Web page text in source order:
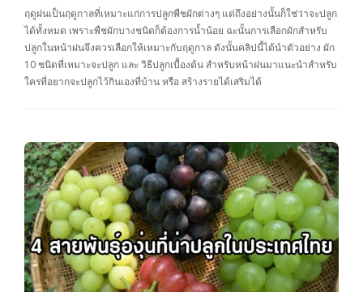
ฤดูฝนเป็นฤดูกาลที่เหมาะแก่การปลูกพืชผักต่างๆ แต่ถึงอย่างนั้นก็ใช่ว่าจะปลูก
ได้ทั้งหมด เพราะพืชผักบางชนิดก็ต้องการน้ำน้อย ฉะนั้นการเลือกผักสำหรับ
ปลูกในหน้าฝนจึงควรเลือกให้เหมาะกับฤดูกาล ดังนั้นคลิปนี้ได้นำตัวอย่าง ผัก
10 ชนิดที่เหมาะจะปลูก และ วิธีปลูกเบื้องต้น สำหรับหน้าฝนมาแนะนำสำหรับ
ใครที่อยากจะปลูกไว้กินเองที่บ้าน หรือ สร้างรายได้เสริมได้